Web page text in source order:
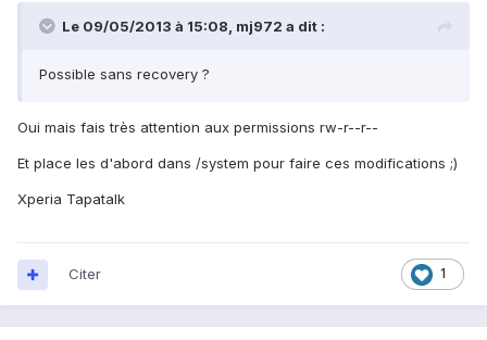
Le 09/05/2013 à 15:08, mj972 a dit :
Possible sans recovery ?
Oui mais fais très attention aux permissions rw-r--r--
Et place les d'abord dans /system pour faire ces modifications ;)
Xperia Tapatalk
1
Citer